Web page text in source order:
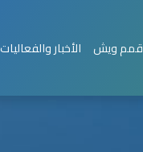
قمم ويش الأخبار والفعاليات